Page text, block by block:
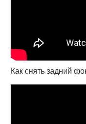
Как снять задний